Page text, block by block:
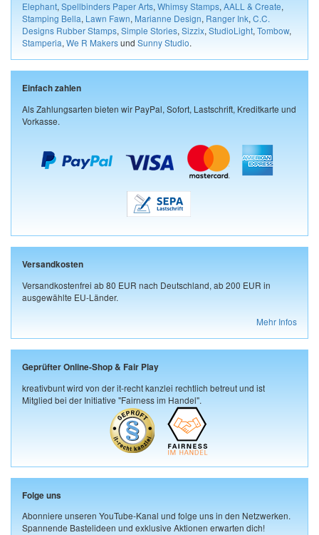
Elephant, Spellbinders Paper Arts, Whimsy Stamps, AALL & Create,
Stamping Bella, Lawn Fawn, Marianne Design, Ranger Ink, C.C.
Designs Rubber Stamps, Simple Stories, Sizzix, StudioLight, Tombow,
Stamperia, We R Makersund Sunny Studio.
Einfach zahlen
Als Zahlungsarten bieten wir PayPal, Sofort, Lastschrift, Kreditkarte und
Vorkasse.
Versandkosten
Versandkostenfrei ab 80 EUR nach Deutschland, ab 200 EUR in
ausgewählte EU-Länder.
Mehr Infos
Geprüfter Online-Shop & Fair Play
kreativbunt wird von der it-recht kanzlei rechtlich betreut und ist
Mitglied bei der Initiative "Fairness im Handel".
Folge uns
Abonniere unseren YouTube-Kanal und folge uns in den Netzwerken.
Spannende Bastelideen und exklusive Aktionen erwarten dich!